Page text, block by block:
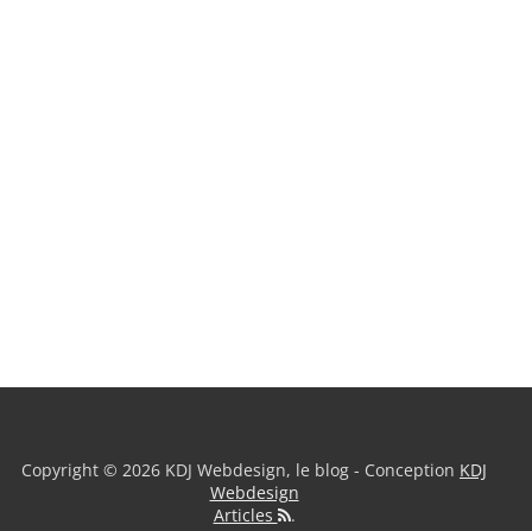
Copyright © 2026 KDJ Webdesign, le blog - Conception KDJ
Webdesign
Articles
.